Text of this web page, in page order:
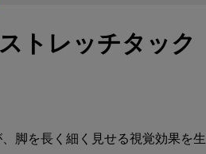
トレッチタック
脚を長く細く見せる視覚効果を生